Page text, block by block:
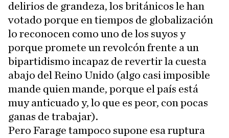
delirios de grandeza, los británicos le han
votado porque en tiempos de globalización
lo reconocen como uno de los suyos y
porque promete un revolcón frente a un
bipartidismo incapaz de revertir la cuesta
abajo del Reino Unido (algo casi imposible
mande quien mande, porque el país está
muy anticuado y, lo que es peor, con pocas
ganas de trabajar).
Pero Farage tampoco supone esa ruptura